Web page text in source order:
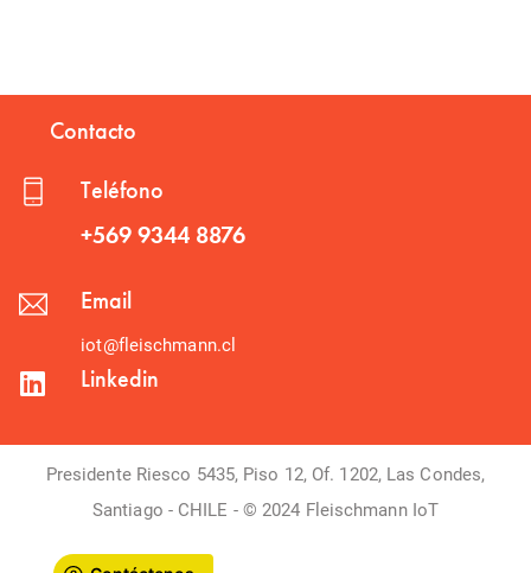
Contacto
Teléfono
+569 9344 8876
Email
iot@fleischmann.cl
Linkedin
Presidente Riesco 5435, Piso 12, Of. 1202, Las Condes,
Santiago - CHILE - © 2024 Fleischmann IoT